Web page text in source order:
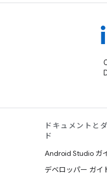
ドキュメントと
ド
Android Studio ガ
デベロッパー ガイ